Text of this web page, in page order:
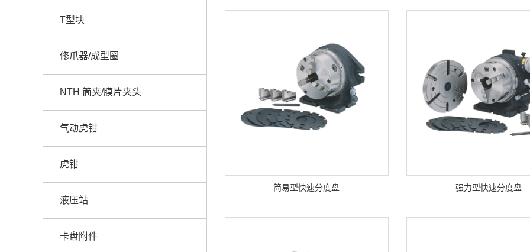
T型块
修爪器/成型圈
NTH 筒夹/膜片夹头
气动虎钳
虎钳
液压站
卡盘附件
简易型快速分度盘 强力型快速分度盘